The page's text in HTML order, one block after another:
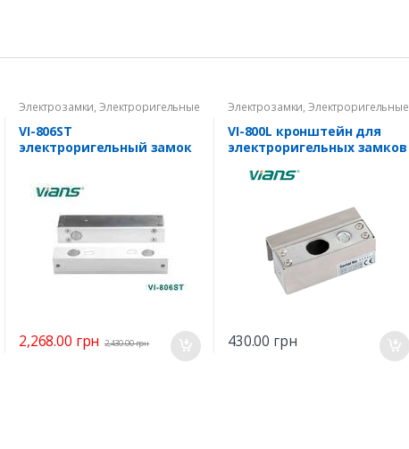
Электрозамки,Электроригельные
замки
VI-806ST
электроригельный замок
2,268.00 грн 2,430.00грн
Электрозамки,Электроригельные
замки
VI-800L кронштейн для
электроригельных замков
430.00 грн